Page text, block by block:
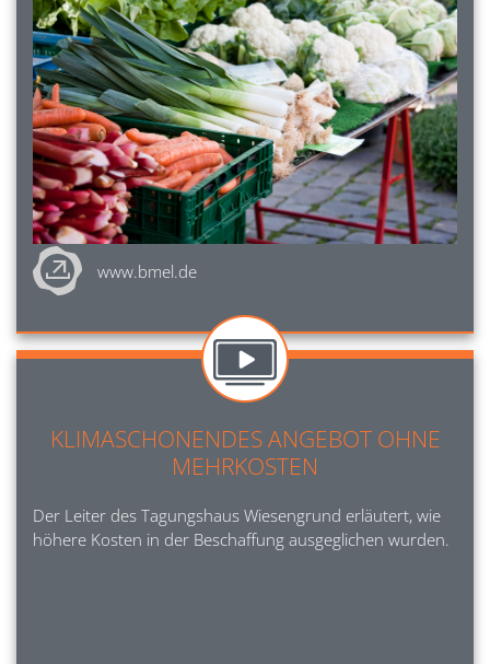
www.bmel.de
Image
KLIMASCHONENDES ANGEBOT OHNE
MEHRKOSTEN
Der Leiter des Tagungshaus Wiesengrund erläutert, wie
höhere Kosten in der Beschaffung ausgeglichen wurden.